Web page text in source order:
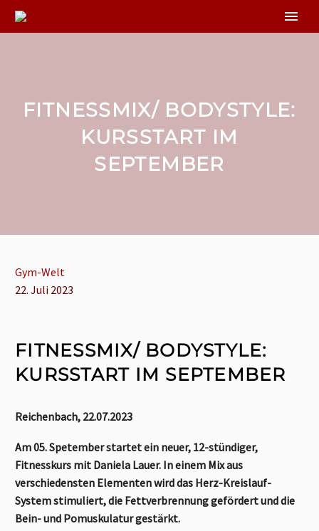
FITNESSMIX/ BODYSTYLE:
KURSSTART IM
SEPTEMBER
Gym-Welt
22. Juli 2023
FITNESSMIX/ BODYSTYLE:
KURSSTART IM SEPTEMBER
Reichenbach, 22.07.2023
Am 05. Spetember startet ein neuer, 12-stündiger,
Fitnesskurs mit Daniela Lauer. In einem Mix aus
verschiedensten Elementen wird das Herz-Kreislauf-
System stimuliert, die Fettverbrennung gefördert und die
Bein- und Pomuskulatur gestärkt.